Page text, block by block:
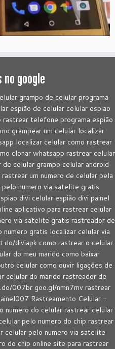
no google
grampo de celular programa
espião de celular celular espiao
telefone programa espião
grampear um celular localizar
localizar celular como rastrear
clonar whatsapp rastrear celular
celular grampo celular android
um numero de celular pela
numero via satelite gratis
divi celular espião divi painel
aplicativo para rastrear celular
via satelite gratis rastreador de
gratis localizar celular via
diviapk como rastrear o celular
do meu marido como baixar
celular como ouvir ligações de
celular do marido rastreador de
007br goo.gl/nmn7mv rastrear
Rastreamento Celular -
numero do celular rastrear celular
pelo numero do chip rastrear
celular pelo numero via satelite
do chip online site para rastrear